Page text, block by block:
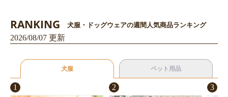
RANKING 犬服・ドッグウェアの週間人気商品ランキング
2026/08/07 更新
犬服 ペット用品
1 2 3